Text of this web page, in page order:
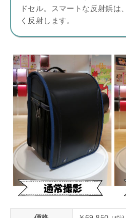
ドセル。スマートな反射鋲は
く反射します。